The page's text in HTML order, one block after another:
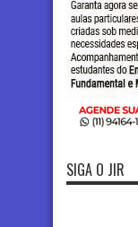
SIGA O JIR